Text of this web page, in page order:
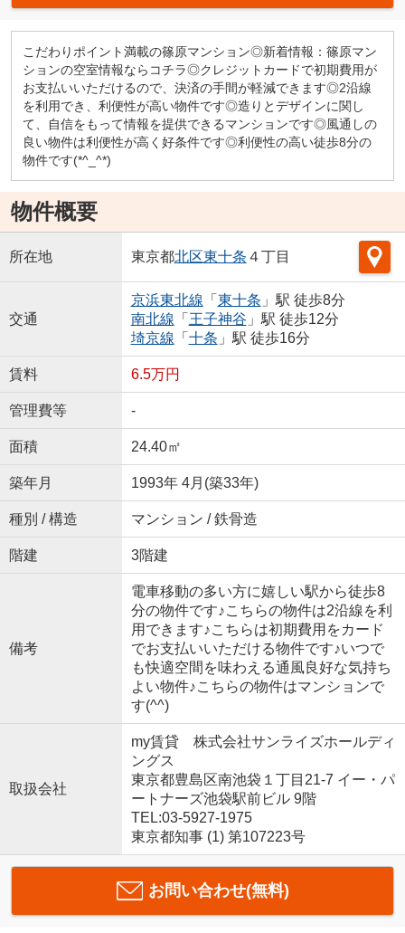
こだわりポイント満載の篠原マンション◎新着情報：篠原マン
ションの空室情報ならコチラ◎クレジットカードで初期費用が
お支払いいただけるので、決済の手間が軽減できます◎2沿線
を利用でき、利便性が高い物件です◎造りとデザインに関し
て、自信をもって情報を提供できるマンションです◎風通しの
良い物件は利便性が高く好条件です◎利便性の高い徒歩8分の
物件です(*^_^*)
物件概要
所在地 東京都北区東十条 ４丁目
交通
京浜東北線 「 東十条 」駅 徒歩8分
南北線 「 王子神谷 」駅 徒歩12分
埼京線 「 十条 」駅 徒歩16分
賃料 6.5万円
管理費等 -
面積 24.40㎡
築年月 1993年 4月(築33年)
種別 / 構造 マンション / 鉄骨造
階建 3階建
備考
電車移動の多い方に嬉しい駅から徒歩8
分の物件です♪こちらの物件は2沿線を利
用できます♪こちらは初期費用をカード
でお支払いいただける物件です♪いつで
も快適空間を味わえる通風良好な気持ち
よい物件♪こちらの物件はマンションで
す(^^)
取扱会社
my賃貸 株式会社サンライズホールディ
ングス
東京都豊島区南池袋１丁目21-7 イー・パ
ートナーズ池袋駅前ビル 9階
TEL:03-5927-1975
東京都知事 (1) 第107223号
お問い合わせ(無料)